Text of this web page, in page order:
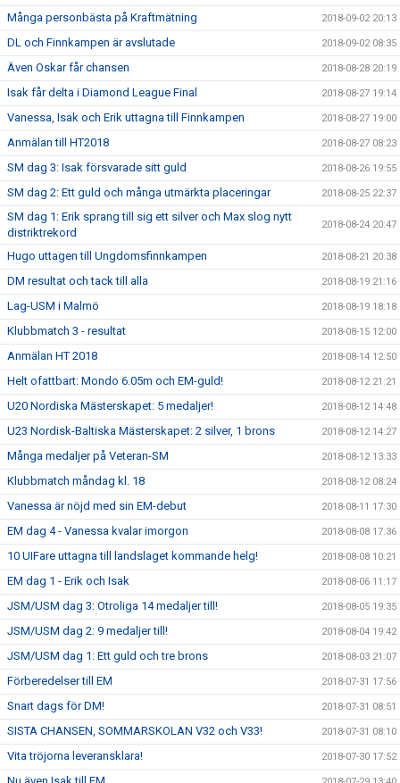
Många personbästa på Kraftmätning 2018-09-02 20:13
DL och Finnkampen är avslutade 2018-09-02 08:35
Även Oskar får chansen 2018-08-28 20:19
Isak får delta i Diamond League Final 2018-08-27 19:14
Vanessa, Isak och Erik uttagna till Finnkampen 2018-08-27 19:00
Anmälan till HT2018 2018-08-27 08:23
SM dag 3: Isak försvarade sitt guld 2018-08-26 19:55
SM dag 2: Ett guld och många utmärkta placeringar 2018-08-25 22:37
SM dag 1: Erik sprang till sig ett silver och Max slog nytt
distriktrekord
2018-08-24 20:47
Hugo uttagen till Ungdomsfinnkampen 2018-08-21 20:38
DM resultat och tack till alla 2018-08-19 21:16
Lag-USM i Malmö 2018-08-19 18:18
Klubbmatch 3 - resultat 2018-08-15 12:00
Anmälan HT 2018 2018-08-14 12:50
Helt ofattbart: Mondo 6.05m och EM-guld! 2018-08-12 21:21
U20 Nordiska Mästerskapet: 5 medaljer! 2018-08-12 14:48
U23 Nordisk-Baltiska Mästerskapet: 2 silver, 1 brons 2018-08-12 14:27
Många medaljer på Veteran-SM 2018-08-12 13:33
Klubbmatch måndag kl. 18 2018-08-12 08:24
Vanessa är nöjd med sin EM-debut 2018-08-11 17:30
EM dag 4 - Vanessa kvalar imorgon 2018-08-08 17:36
10 UIFare uttagna till landslaget kommande helg! 2018-08-08 10:21
EM dag 1 - Erik och Isak 2018-08-06 11:17
JSM/USM dag 3: Otroliga 14 medaljer till! 2018-08-05 19:35
JSM/USM dag 2: 9 medaljer till! 2018-08-04 19:42
JSM/USM dag 1: Ett guld och tre brons 2018-08-03 21:07
Förberedelser till EM 2018-07-31 17:56
Snart dags för DM! 2018-07-31 08:51
SISTA CHANSEN, SOMMARSKOLAN V32 och V33! 2018-07-31 08:10
Vita tröjorna leveransklara! 2018-07-30 17:52